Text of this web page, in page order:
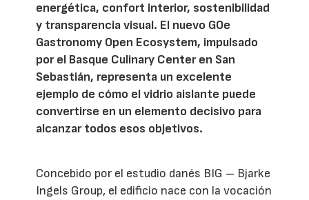
energética, confort interior, sostenibilidad
y transparencia visual. El nuevo GOe
Gastronomy Open Ecosystem, impulsado
por el Basque Culinary Center en San
Sebastián, representa un excelente
ejemplo de cómo el vidrio aislante puede
convertirse en un elemento decisivo para
alcanzar todos esos objetivos.
Concebido por el estudio danés BIG – Bjarke
Ingels Group, el edificio nace con la vocación